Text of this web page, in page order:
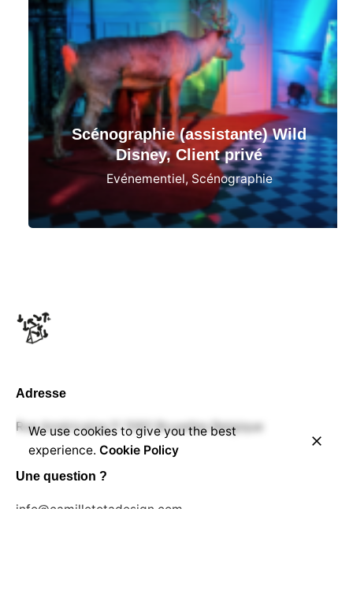
Scénographie (assistante) Wild
Disney, Client privé
Evénementiel Scénographie
Adresse
Rue Américaine,111060 Bruxelles Belgique
Une question ?
info@camilletotadesign.com
We use cookies to give you the best
experience. Cookie Policy